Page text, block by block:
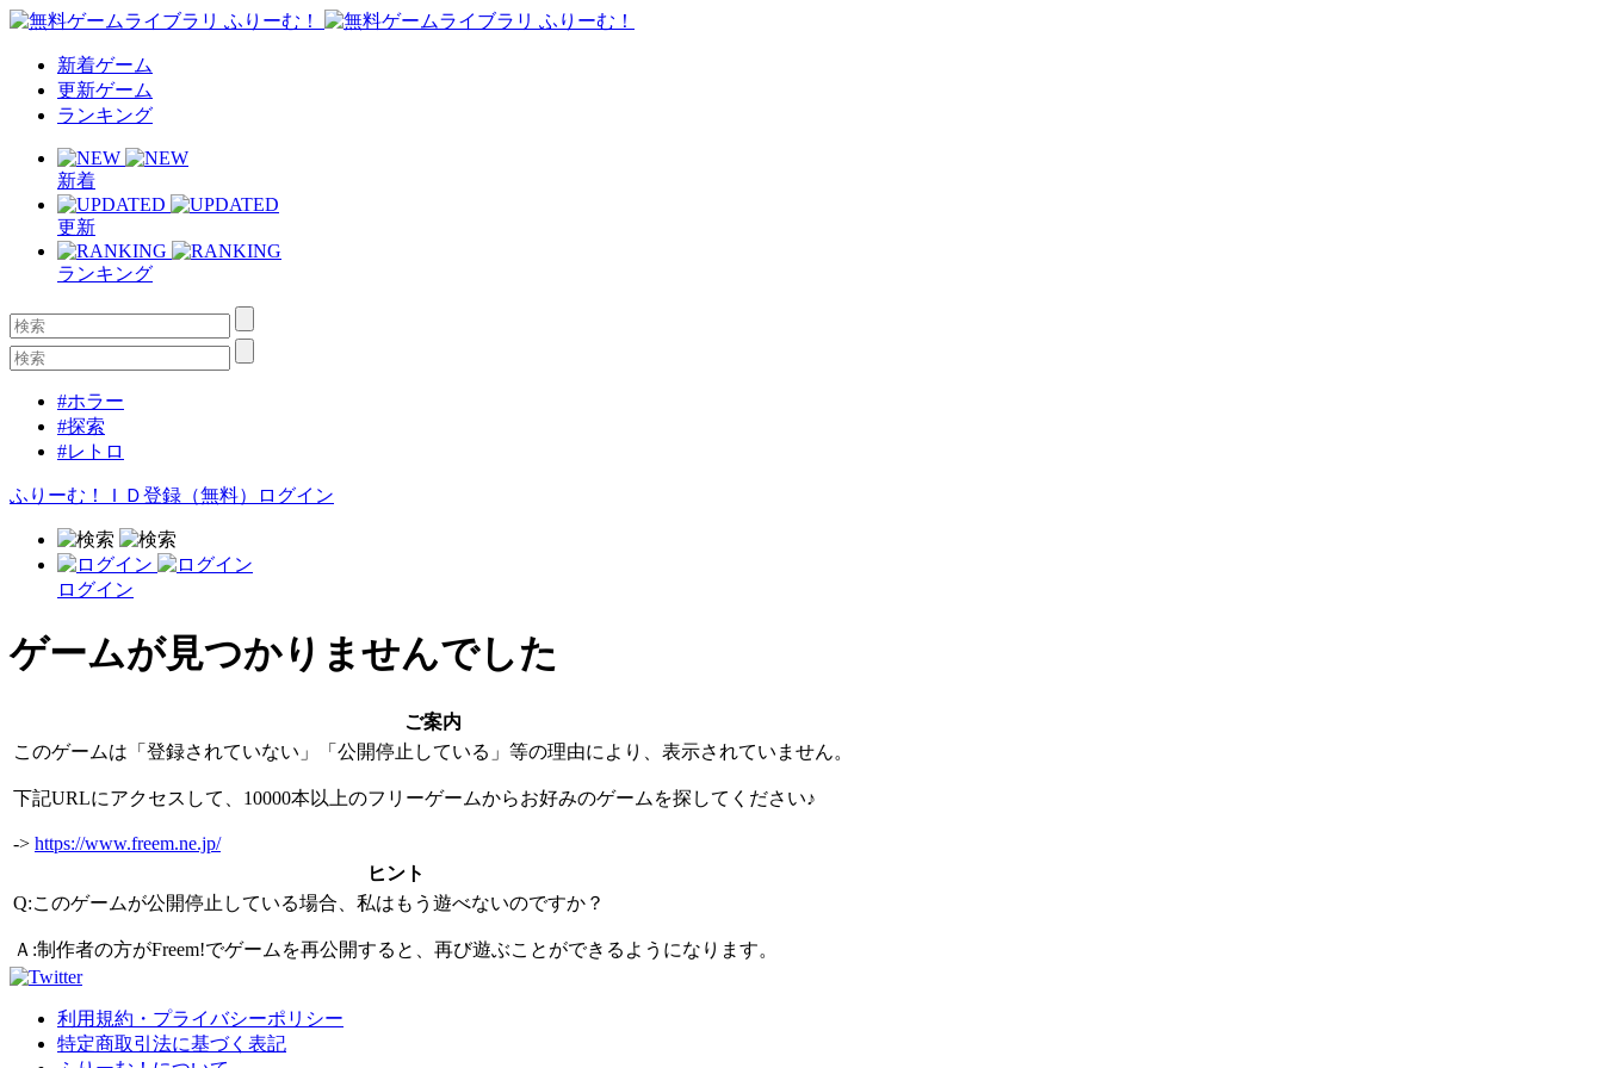
新着ゲーム
更新ゲーム
ランキング
新着
更新
ランキング
#ホラー
#探索
#レトロ
ふりーむ！ＩＤ登録（無料） ログイン
ログイン
ゲームが見つかりませんでした
ご案内
このゲームは「登録されていない」「公開停止している」等の理由により、表示されていません。
下記URLにアクセスして、10000本以上のフリーゲームからお好みのゲームを探してください♪
-> https://www.freem.ne.jp/
ヒント
Q:このゲームが公開停止している場合、私はもう遊べないのですか？
Ａ:制作者の方がFreem!でゲームを再公開すると、再び遊ぶことができるようになります。
利用規約・プライバシーポリシー
特定商取引法に基づく表記